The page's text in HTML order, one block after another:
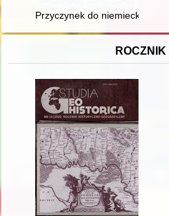
Przyczynek do niemieckich
ROCZNIK